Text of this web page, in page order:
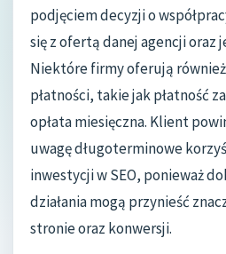
podjęciem decyzji o
się z ofertą danej agencji oraz
Niektóre firmy oferują
płatności, takie jak płatność
opłata miesięczna. Klient
uwagę długoterminowe
inwestycji w SEO, ponieważ
działania mogą przynieść
stronie oraz konwersji.